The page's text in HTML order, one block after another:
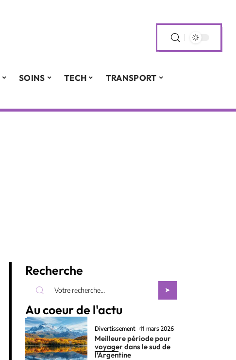
SOINS TECH
TRANSPORT
Recherche
Au coeur de l'actu
Divertissement 11 mars 2026
Meilleure période pour
voyager dans le sud de
l’Argentine